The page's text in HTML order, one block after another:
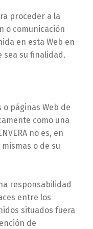
proceder a la
o comunicación
en esta Web en
sea su finalidad.
o páginas Web de
como una
no es, en
o de su
responsabilidad
entre los
situados fuera
de